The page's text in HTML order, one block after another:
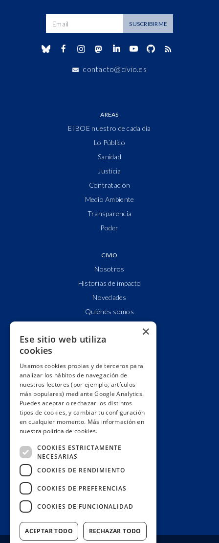
SUSCRIBIRME
contacto@civio.es
AREAS
El BOE nuestro de cada día
Lo Público
Sanidad
Justicia
Contratación
Medio Ambiente
Transparencia
Poder
CIVIO
Nosotros
Historias de impacto
Novedades
Quiénes somos
Alianzas y redes
Impacto
Premios
Formación
Código ético
Re-publica
Muro de donantes
Únete aquí
×
Ese sitio web utiliza
cookies
Usamos cookies propias y de terceros para
analizar los hábitos de navegación de
nuestros lectores (por ejemplo, artículos
más populares) mediante Google Analytics.
Puedes aceptar o rechazar los distintos
tipos de cookies, y cambiar tu configuración
en cualquier momento. Más información en
nuestra política de cookies.
COOKIES ESTRICTAMENTE
NECESARIAS
COOKIES DE RENDIMIENTO
COOKIES DE PREFERENCIAS
COOKIES DE FUNCIONALIDAD
ACEPTAR TODO RECHAZAR TODO